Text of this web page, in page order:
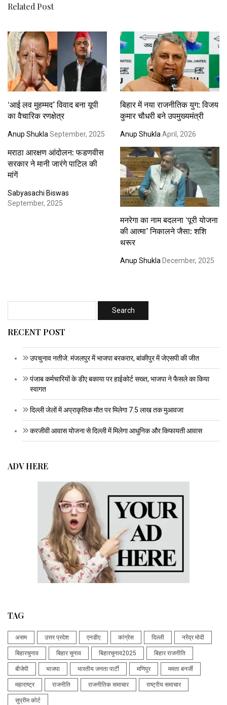
Related Post
‘आई लव मुहम्मद’ विवाद बना यूपी
का वैचारिक रणक्षेत्र
Anup Shukla September, 2025
बिहार में नया राजनीतिक युग: विजय
कुमार चौधरी बने उपमुख्यमंत्री
Anup Shukla April, 2026
मराठा आरक्षण आंदोलन: फडणवीस
सरकार ने मानी जारंगे पाटिल की
मांगें
Sabyasachi Biswas
September, 2025
मनरेगा का नाम बदलना ‘पूरी योजना
की आत्मा’ निकालने जैसा: शशि
थरूर
Anup Shukla December, 2025
RECENT POST
उपचुनाव नतीजे: मंजलपुर में भाजपा बरकरार, बांकीपुर में जेएसपी की जीत
पंजाब कर्मचारियों के डीए बकाया पर हाईकोर्ट सख्त, भाजपा ने फैसले का किया
स्वागत
दिल्ली जेलों में अप्राकृतिक मौत पर मिलेगा 7.5 लाख तक मुआवजा
करजीवी आवास योजना से दिल्ली में मिलेगा आधुनिक और किफायती आवास
ADV HERE
TAG
असम उत्तर प्रदेश एनडीए कांग्रेस दिल्ली नरेंद्र मोदी
बिहारचुनाव बिहार चुनाव बिहारचुनाव2025 बिहार राजनीति
बीजेपी भाजपा भारतीय जनता पार्टी मणिपुर ममता बनर्जी
महाराष्ट्र राजनीति राजनीतिक समाचार राष्ट्रीय समाचार
सुप्रीम कोर्ट